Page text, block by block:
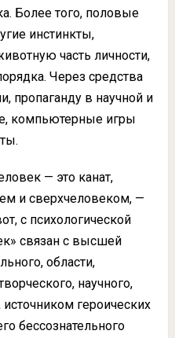
Более того, половые
инстинкты,
часть личности,
Через средства
пропаганду в научной и
компьютерные игры
— это канат,
и сверхчеловеком, —
с психологической
связан с высшей
области,
научного,
героических
бессознательного